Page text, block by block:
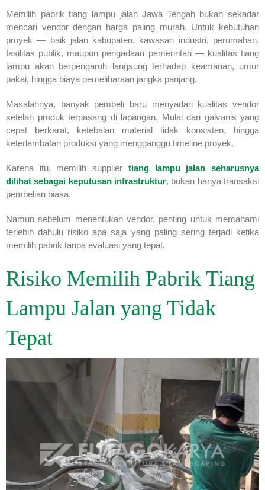
Memilih pabrik tiang lampu jalan Jawa Tengah bukan sekadar
mencari vendor dengan harga paling murah. Untuk kebutuhan
proyek — baik jalan kabupaten, kawasan industri, perumahan,
fasilitas publik, maupun pengadaan pemerintah — kualitas tiang
lampu akan berpengaruh langsung terhadap keamanan, umur
pakai, hingga biaya pemeliharaan jangka panjang.
Masalahnya, banyak pembeli baru menyadari kualitas vendor
setelah produk terpasang di lapangan. Mulai dari galvanis yang
cepat berkarat, ketebalan material tidak konsisten, hingga
keterlambatan produksi yang mengganggu timeline proyek.
Karena itu, memilih supplier tiang lampu jalan seharusnya
dilihat sebagai keputusan infrastruktur, bukan hanya transaksi
pembelian biasa.
Namun sebelum menentukan vendor, penting untuk memahami
terlebih dahulu risiko apa saja yang paling sering terjadi ketika
memilih pabrik tanpa evaluasi yang tepat.
Risiko Memilih Pabrik Tiang
Lampu Jalan yang Tidak
Tepat